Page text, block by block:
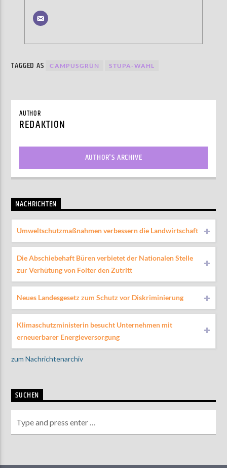
TAGGED AS CAMPUSGRÜN STUPA-WAHL
AUTHOR
REDAKTION
AUTHOR'S ARCHIVE
NACHRICHTEN
Umweltschutzmaßnahmen verbessern die Landwirtschaft
Die Abschiebehaft Büren verbietet der Nationalen Stelle
zur Verhütung von Folter den Zutritt
Neues Landesgesetz zum Schutz vor Diskriminierung
Klimaschutzministerin besucht Unternehmen mit
erneuerbarer Energieversorgung
zum Nachrichtenarchiv
SUCHEN